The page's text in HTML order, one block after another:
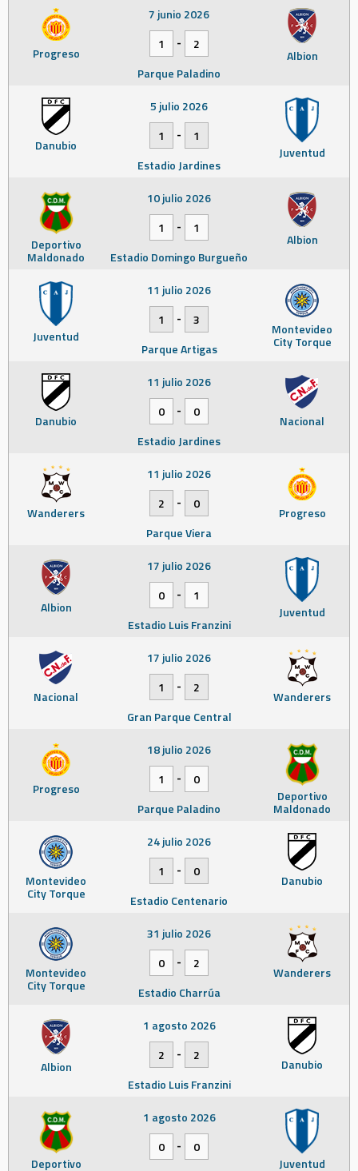
Progreso Albion
7 junio 2026
1
-
2
Parque Paladino
Danubio Juventud
5 julio 2026
1
-
1
Estadio Jardines
Deportivo
Maldonado
Albion
10 julio 2026
1
-
1
Estadio Domingo Burgueño
Juventud Montevideo
City Torque
11 julio 2026
1
-
3
Parque Artigas
Danubio Nacional
11 julio 2026
0
-
0
Estadio Jardines
Wanderers Progreso
11 julio 2026
2
-
0
Parque Viera
Albion Juventud
17 julio 2026
0
-
1
Estadio Luis Franzini
Nacional Wanderers
17 julio 2026
1
-
2
Gran Parque Central
Progreso Deportivo
Maldonado
18 julio 2026
1
-
0
Parque Paladino
Montevideo
City Torque
Danubio
24 julio 2026
1
-
0
Estadio Centenario
Montevideo
City Torque
Wanderers
31 julio 2026
0
-
2
Estadio Charrúa
Albion Danubio
1 agosto 2026
2
-
2
Estadio Luis Franzini
Deportivo Juventud
1 agosto 2026
0
-
0